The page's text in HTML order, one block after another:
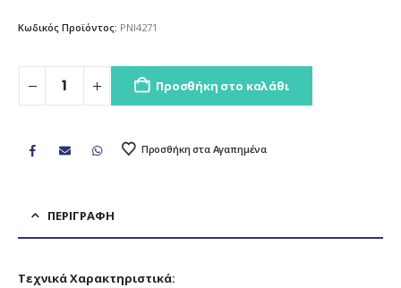
Κωδικός Προϊόντος: PNI4271
Προσθήκη στο καλάθι
Προσθήκη στα Αγαπημένα
ΠΕΡΙΓΡΑΦΉ
Τεχνικά Χαρακτηριστικά: